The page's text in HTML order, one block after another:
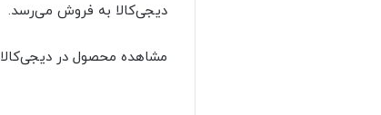
دیجی‌کالا به فروش می‌رسد.
مشاهده محصول در دیجی‌کالا